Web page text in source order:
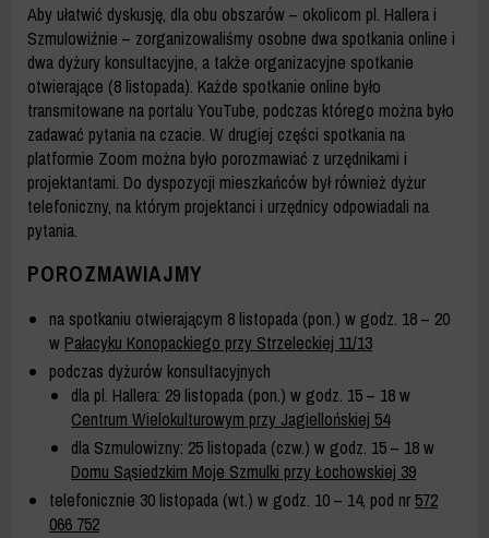
Aby ułatwić dyskusję, dla obu obszarów – okolicom pl. Hallera i
Szmulowiźnie – zorganizowaliśmy osobne dwa spotkania online i
dwa dyżury konsultacyjne, a także organizacyjne spotkanie
otwierające (8 listopada). Każde spotkanie online było
transmitowane na portalu YouTube, podczas którego można było
zadawać pytania na czacie. W drugiej części spotkania na
platformie Zoom można było porozmawiać z urzędnikami i
projektantami. Do dyspozycji mieszkańców był również dyżur
telefoniczny, na którym projektanci i urzędnicy odpowiadali na
pytania.
POROZMAWIAJMY
na spotkaniu otwierającym 8 listopada (pon.) w godz. 18 – 20
w Pałacyku Konopackiego przy Strzeleckiej 11/13
podczas dyżurów konsultacyjnych
dla pl. Hallera: 29 listopada (pon.) w godz. 15 – 18 w
Centrum Wielokulturowym przy Jagiellońskiej 54
dla Szmulowizny: 25 listopada (czw.) w godz. 15 – 18 w
Domu Sąsiedzkim Moje Szmulki przy Łochowskiej 39
telefonicznie 30 listopada (wt.) w godz. 10 – 14, pod nr 572
066 752